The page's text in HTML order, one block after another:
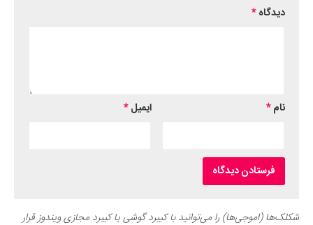
دیدگاه*
نام* ایمیل*
شکلک‌ها (اموجی‌ها) را می‌توانید با کیبرد گوشی یا کیبرد مجازی ویندوز قرار